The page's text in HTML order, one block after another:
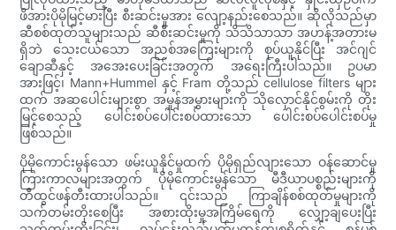
ဖိအားပိုမိုမြင့်မားပြီး စီးဆင်းမှုအား လျော့နည်းစေသည်။ ဆိုလိုသည်မှာ
ဆီစစ်ထုတ်သူများသည် ဆီစီးဆင်းမှုကို သိသိသာသာ အဟန့်အတားမ
ရှိဘဲ သေးငယ်သော အညစ်အကြေးများကို စုပ်ယူနိုင်ပြီး အင်ဂျင်
ချောဆီနှင့် အအေးပေးခြင်းအတွက် အရေးကြီးပါသည်။ ဥပမာ
အားဖြင့်၊ Mann+Hummel နှင့် Fram တို့သည် cellulose filters များ
ထက် အဆပေါင်းများစွာ အမှုန်အမွှားများကို သိုလှောင်နိုင်စွမ်းကို တိုး
မြင့်စေသည့် ပေါင်းစပ်ပေါင်းစပ်ထားသော ပေါင်းစပ်ပေါင်းစပ်မှု
ဖြစ်သည်။
ပိုမိုကောင်းမွန်သော ဖမ်းယူနိုင်မှုထက် ပိုမိုရှည်လျားသော ဝန်ဆောင်မှု
ကြားကာလများအတွက် ပိုမိုကောင်းမွန်သော မီဒီယာပစ္စည်းများကို
တီထွင်ဖန်တီးထားပါသည်။ ၎င်းသည် ကြာချိန်စစ်ထုတ်မှုများကို
သက်တမ်းတိုးစေပြီး အစားထိုးမှုအကြိမ်ရေကို လျှော့ချပေးပြီး